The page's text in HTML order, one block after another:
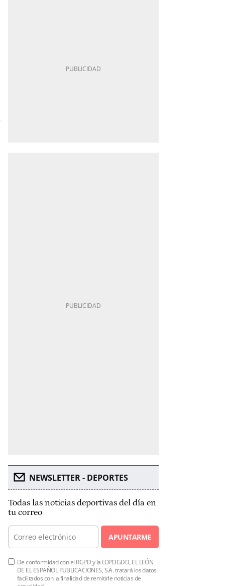
NEWSLETTER - DEPORTES
Todas las noticias deportivas del día en
tu correo
APUNTARME
De conformidad con el RGPD y la LOPDGDD, EL LEÓN
DE EL ESPAÑOL PUBLICACIONES, S.A. tratará los datos
facilitados con la finalidad de remitirle noticias de